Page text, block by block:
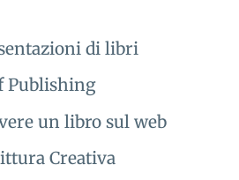
di libri
Publishing
un libro sul web
Creativa